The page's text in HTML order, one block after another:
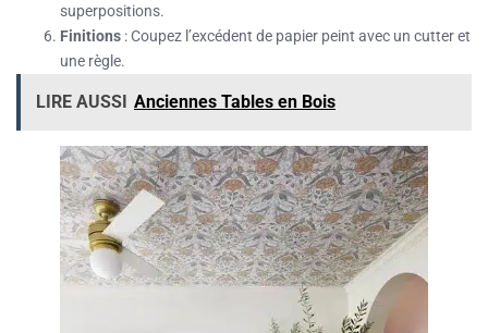
superpositions.
Finitions : Coupez l’excédent de papier peint avec un cutter et
une règle.
LIRE AUSSI Anciennes Tables en Bois